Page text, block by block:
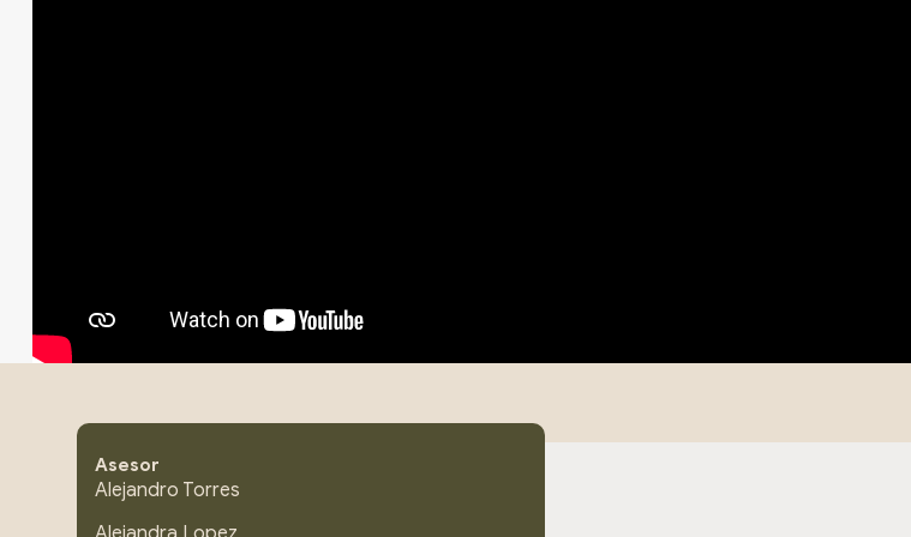
Asesor
Alejandro Torres